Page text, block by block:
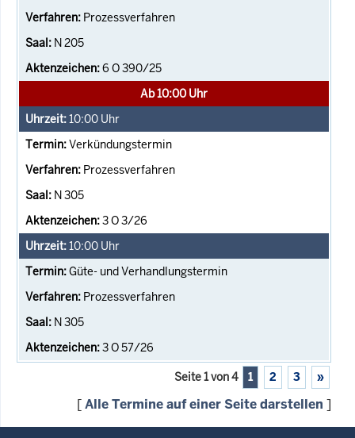
Prozessverfahren
N 205
6 O 390/25
Ab 10:00 Uhr
10:00 Uhr
Verkündungstermin
Prozessverfahren
N 305
3 O 3/26
10:00 Uhr
Güte- und Verhandlungstermin
Prozessverfahren
N 305
3 O 57/26
Seite 1 von 4 1 2 3 »
[Alle Termine auf einer Seite darstellen ]